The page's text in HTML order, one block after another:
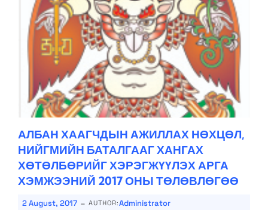
АЛБАН ХААГЧДЫН АЖИЛЛАХ НӨХЦӨЛ,
НИЙГМИЙН БАТАЛГААГ ХАНГАХ
ХӨТӨЛБӨРИЙГ ХЭРЭГЖҮҮЛЭХ АРГА
ХЭМЖЭЭНИЙ 2017 ОНЫ ТӨЛӨВЛӨГӨӨ
2 August, 2017 - AUTHOR:Administrator